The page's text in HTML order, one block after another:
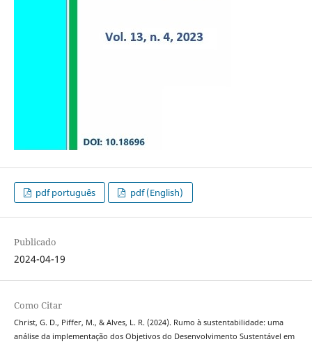
pdf português pdf (English)
Publicado
2024-04-19
Como Citar
Christ, G. D., Piffer, M., & Alves, L. R. (2024). Rumo à sustentabilidade: uma
análise da implementação dos Objetivos do Desenvolvimento Sustentável em